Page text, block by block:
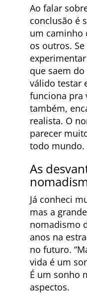
Ao falar
conclusão é
um caminho
os outros.
que saem
válido testar
funciona pra
também,
realista. O
parecer
todo mundo.
As
Já conheci
mas a
nomadismo
anos na
no futuro.
vida é um
É um sonho
aspectos.